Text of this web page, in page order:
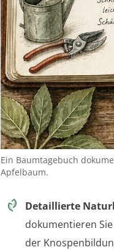
Ein Baumtagebuch
Apfelbaum.
Detaillierte
dokumentieren
der